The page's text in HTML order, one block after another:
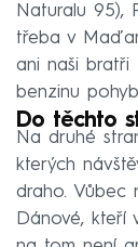
Naturalu 95),
třeba v
ani naši bratři
benzinu
Do těchto
Na druhé
kterých
draho. Vůbec
Dánové, kteří